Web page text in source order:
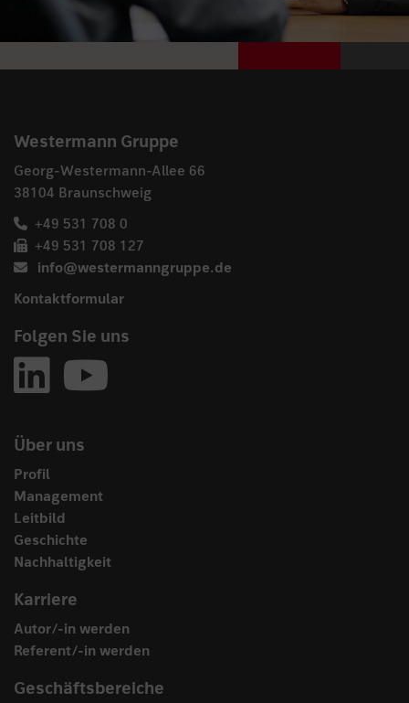
Westermann Gruppe
Georg-Westermann-Allee 66
38104 Braunschweig
+49 531 708 0
+49 531 708 127
info@westermanngruppe.de
Kontaktformular
Folgen Sie uns
Über uns
Profil
Management
Leitbild
Geschichte
Nachhaltigkeit
Karriere
Autor/-in werden
Referent/-in werden
Geschäftsbereiche